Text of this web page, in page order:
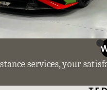
services, your